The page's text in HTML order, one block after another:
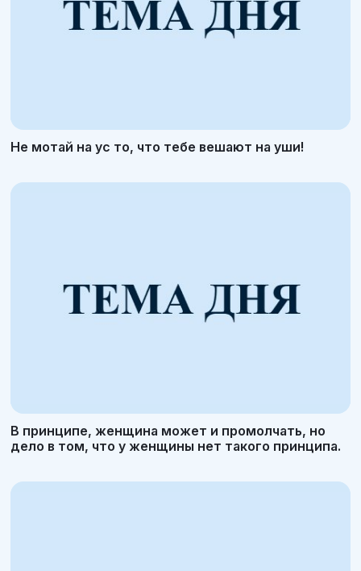
Не мотай на ус то, что тебе вешают на уши!
В принципе, женщина может и промолчать, но
дело в том, что у женщины нет такого принципа.